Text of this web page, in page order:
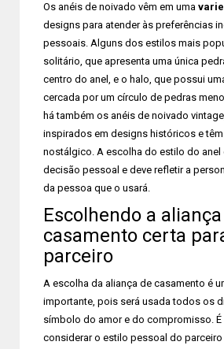
Os anéis de noivado vêm em uma
designs para atender às preferências
pessoais. Alguns dos estilos mais
solitário, que apresenta uma única
centro do anel, e o halo, que possui
cercada por um círculo de pedras
há também os anéis de noivado
inspirados em designs históricos e
nostálgico. A escolha do estilo do anel
decisão pessoal e deve refletir a
da pessoa que o usará.
Escolhendo a
casamento certa
parceiro
A escolha da aliança de casamento é
importante, pois será usada todos os
símbolo do amor e do compromisso. É
considerar o estilo pessoal do parceiro